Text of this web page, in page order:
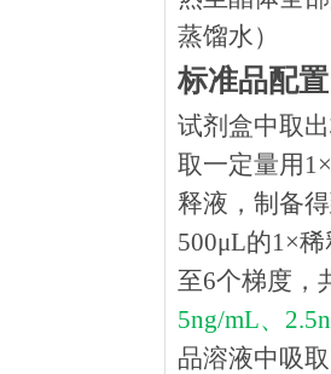
蒸馏水）
标准品配置
试剂盒中取
取一定量用
释液，制备
500μL的1×
至6个梯度，
5ng/mL、
品溶液中吸取